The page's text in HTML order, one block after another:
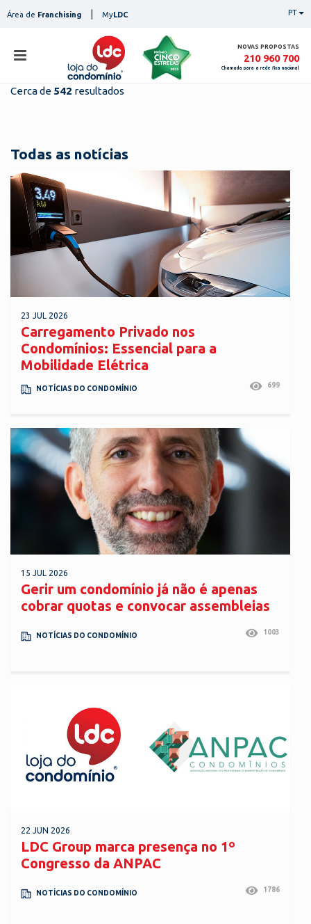
toÁrea de Franchising MyLDC PT
NOVAS PROPOSTAS
210 960 700
Chamada para a rede fixa nacional
notícias
contactos
Cerca de 542 resultados
Todas as notícias
23 JUL 2026
Carregamento Privado nos
Condomínios: Essencial para a
Mobilidade Elétrica
NOTÍCIAS DO CONDOMÍNIO 699
15 JUL 2026
Gerir um condomínio já não é apenas
cobrar quotas e convocar assembleias
NOTÍCIAS DO CONDOMÍNIO 1003
22 JUN 2026
LDC Group marca presença no 1º
Congresso da ANPAC
NOTÍCIAS DO CONDOMÍNIO 1786